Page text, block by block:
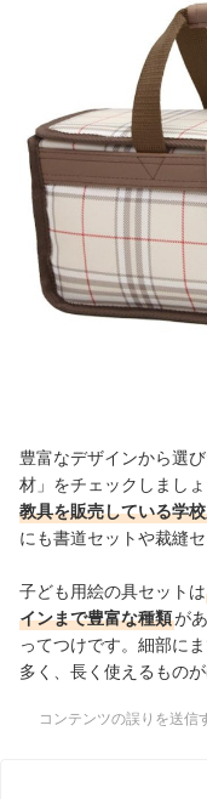
豊富なデザインから選
材」をチェックしましょ
教具を販売している学
にも書道セットや裁縫
子ども用絵の具セットは
インまで豊富な種類が
ってつけです。細部に
多く、長く使えるもの
コンテンツの誤りを送信